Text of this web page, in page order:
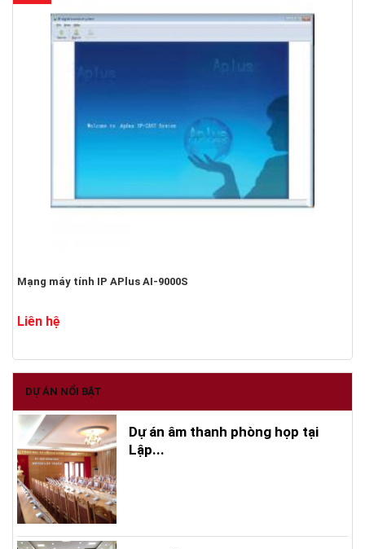
Mạng máy tính IP APlus AI-9000S
Liên hệ
DỰ ÁN NỔI BẬT
Dự án âm thanh phòng họp tại
Lập...